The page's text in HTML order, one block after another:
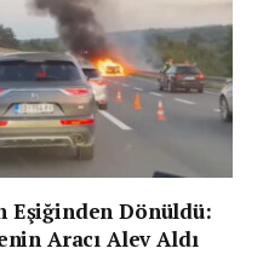
Eşiğinden Dönüldü:
Aracı Alev Aldı